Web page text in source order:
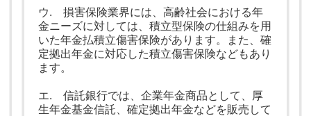
ウ. 損害保険業界には、高齢社会における年
金ニーズに対しては、積立型保険の仕組みを用
いた年金払積立傷害保険があります。また、確
定拠出年金に対応した積立傷害保険などもあり
ます。
エ. 信託銀行では、企業年金商品として、厚
生年金基金信託、確定拠出年金などを販売して